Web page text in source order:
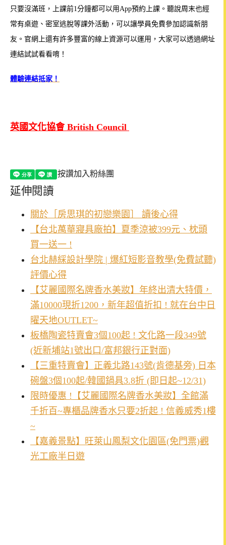
只要沒滿班，上課前1分鐘都可以用App預約上課。 聽說周末也經
常有桌遊、密室逃脫等課外活動，可以讓學員免費參加認識新朋
友。 官網上還有許多豐富的線上資源可以運用，大家可以透過網址
連結試試看看唷！
體驗連結抵家！
英國文化協會 British Council
按讚加入粉絲團
延伸閱讀
關於［房思琪的初戀樂園］ 讀後心得
【台北萬華寢具廠拍】夏季涼被399元、枕頭
買一送一 !
台北赫綵設計學院 | 爆紅短影音教學(免費試聽)
評價心得
【艾麗國際名牌香水美妝】年終出清大特價，
滿10000現折1200，新年超值折扣 ! 就在台中日
曜天地OUTLET~
板橋陶瓷特賣會3個100起 ! 文化路一段349號
(近新埔站1號出口/富邦銀行正對面)
【三重特賣會】正義北路143號(肯德基旁) 日本
碗盤3個100起/韓國鍋具3.8折 (即日起~12/31)
限時優惠 !【艾麗國際名牌香水美妝】全館滿
千折百~專櫃品牌香水只要2折起 ! 信義威秀1樓
~
【嘉義景點】旺萊山鳳梨文化園區(免門票)觀
光工廠半日遊